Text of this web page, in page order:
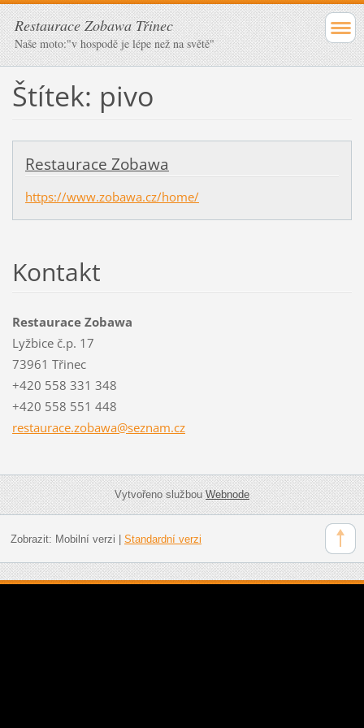
Restaurace Zobawa Třinec
Naše moto:"v hospodě je lépe než na světě"
Štítek: pivo
Restaurace Zobawa
https://www.zobawa.cz/home/
Kontakt
Restaurace Zobawa
Lyžbice č.p. 17
73961 Třinec
+420 558 331 348
+420 558 551 448
restaurace.zobawa@seznam.cz
Vytvořeno službouWebnode
Zobrazit: Mobilní verzi Standardní verzi